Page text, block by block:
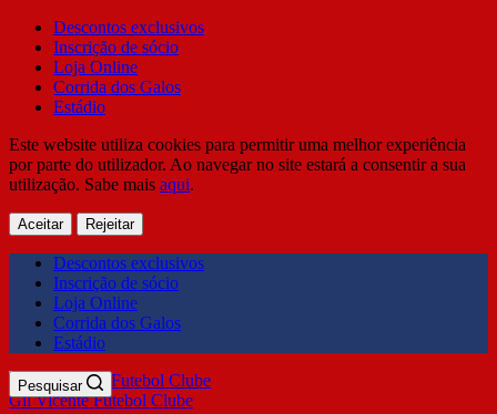
Descontos exclusivos
Inscrição de sócio
Loja Online
Corrida dos Galos
Estádio
Este website utiliza cookies para permitir uma melhor experiência
por parte do utilizador. Ao navegar no site estará a consentir a sua
utilização. Sabe mais aqui.
Aceitar Rejeitar
Descontos exclusivos
Inscrição de sócio
Loja Online
Corrida dos Galos
Estádio
Gil Vicente Futebol Clube
Pesquisar